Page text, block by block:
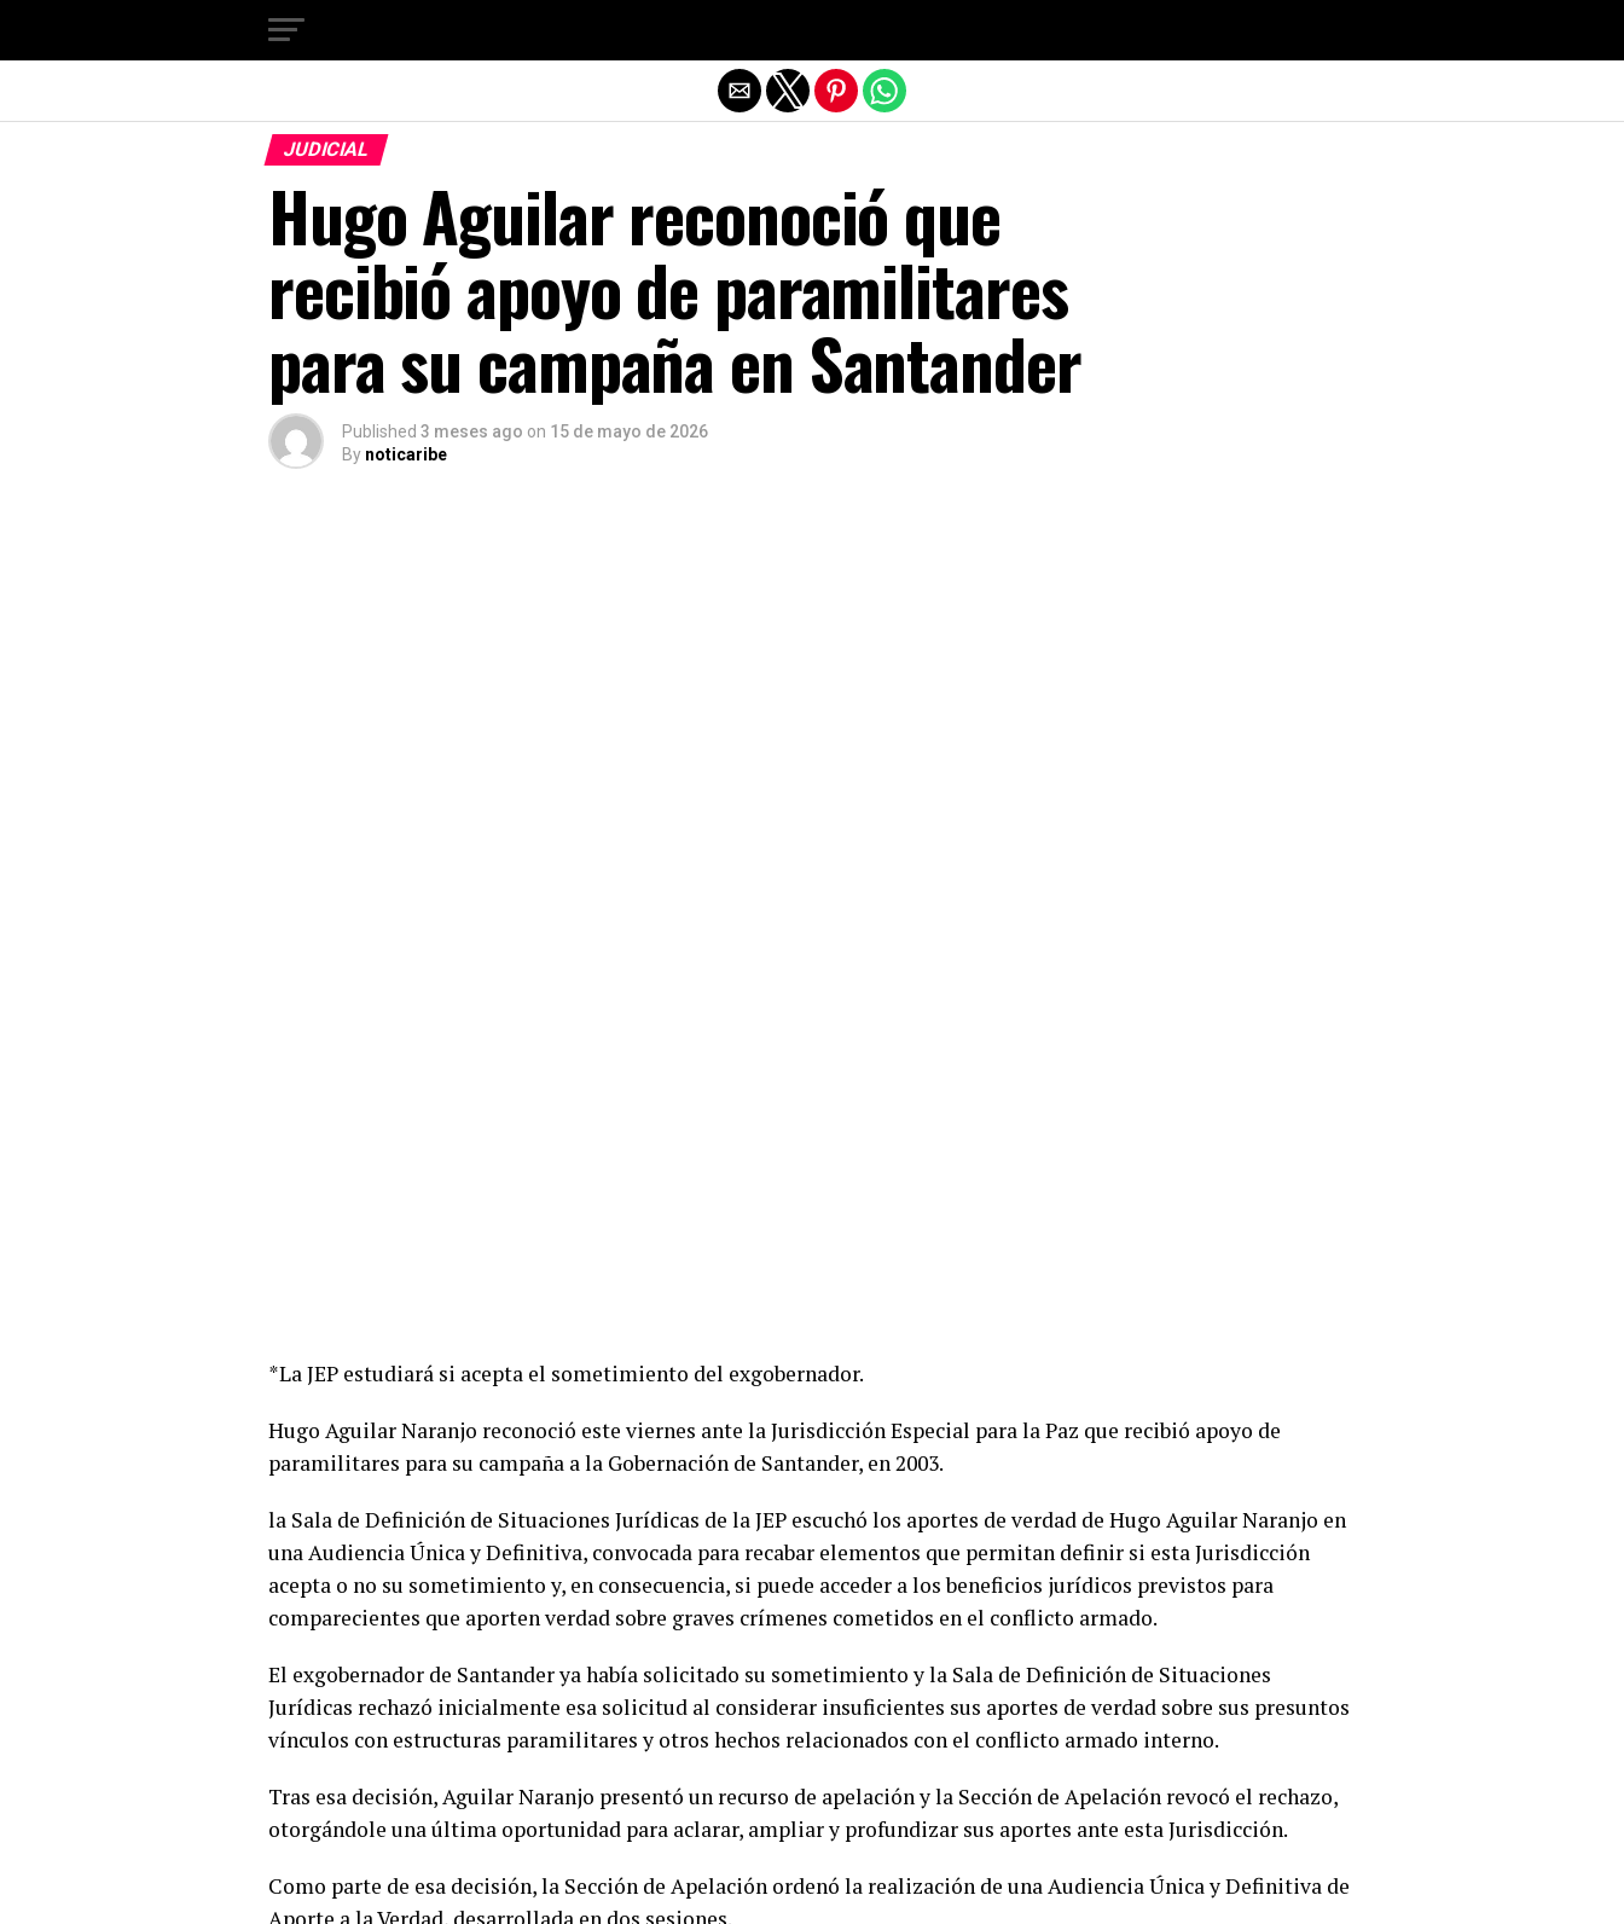
JUDICIAL
Hugo Aguilar reconoció que
recibió apoyo de paramilitares
para su campaña en Santander
Published 3 meses ago on 15 de mayo de 2026
By noticaribe
*La JEP estudiará si acepta el sometimiento del exgobernador.
Hugo Aguilar Naranjo reconoció este viernes ante la Jurisdicción Especial para la Paz que recibió apoyo de
paramilitares para su campaña a la Gobernación de Santander, en 2003.
la Sala de Definición de Situaciones Jurídicas de la JEP escuchó los aportes de verdad de Hugo Aguilar Naranjo en
una Audiencia Única y Definitiva, convocada para recabar elementos que permitan definir si esta Jurisdicción
acepta o no su sometimiento y, en consecuencia, si puede acceder a los beneficios jurídicos previstos para
comparecientes que aporten verdad sobre graves crímenes cometidos en el conflicto armado.
El exgobernador de Santander ya había solicitado su sometimiento y la Sala de Definición de Situaciones
Jurídicas rechazó inicialmente esa solicitud al considerar insuficientes sus aportes de verdad sobre sus presuntos
vínculos con estructuras paramilitares y otros hechos relacionados con el conflicto armado interno.
Tras esa decisión, Aguilar Naranjo presentó un recurso de apelación y la Sección de Apelación revocó el rechazo,
otorgándole una última oportunidad para aclarar, ampliar y profundizar sus aportes ante esta Jurisdicción.
Como parte de esa decisión, la Sección de Apelación ordenó la realización de una Audiencia Única y Definitiva de